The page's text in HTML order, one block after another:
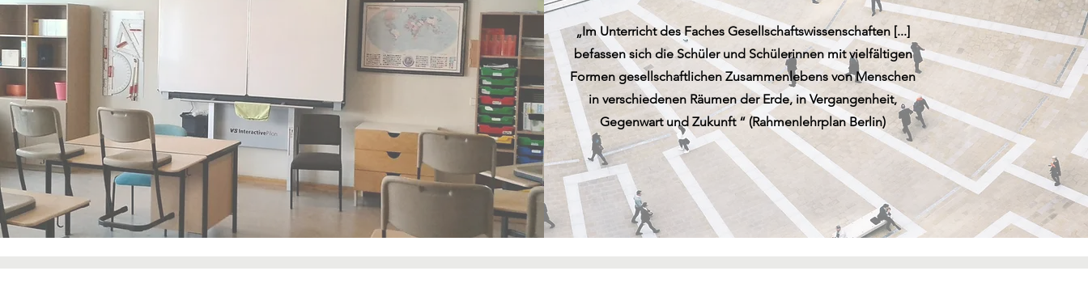
„Im Unterricht des Faches Gesellschaftswissenschaften [...]
befassen sich die Schüler und Schülerinnen mit vielfältigen
Formen gesellschaftlichen Zusammenlebens von Menschen
in verschiedenen Räumen der Erde, in Vergangenheit,
Gegenwart und Zukunft “ (Rahmenlehrplan Berlin)